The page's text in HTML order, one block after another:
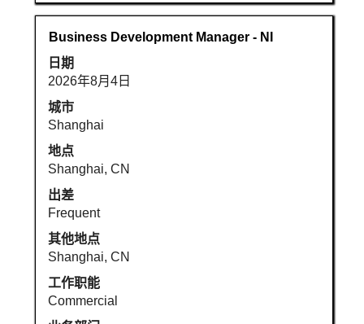
内
容。
职
务
Business Development Manager - NI
日期
2026年8月4日
城市
Shanghai
地点
Shanghai, CN
出差
Frequent
其他地点
Shanghai, CN
工作职能
Commercial
使
用
空
格
键
进
行
选
以
查
看
职
信
息